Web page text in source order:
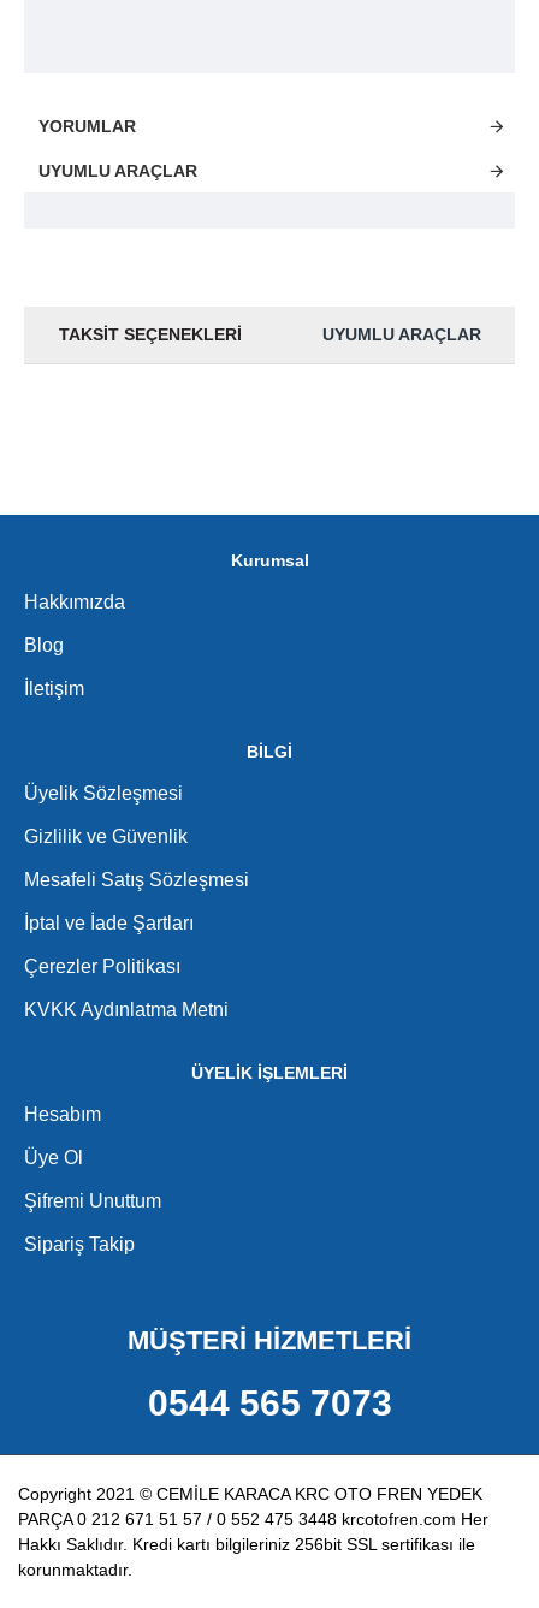
YORUMLAR
UYUMLU ARAÇLAR
TAKSIT SEÇENEKLERI UYUMLU ARAÇLAR
Kurumsal
Hakkımızda
Blog
İletişim
BİLGİ
Üyelik Sözleşmesi
Gizlilik ve Güvenlik
Mesafeli Satış Sözleşmesi
İptal ve İade Şartları
Çerezler Politikası
KVKK Aydınlatma Metni
ÜYELİK İŞLEMLERİ
Hesabım
Üye Ol
Şifremi Unuttum
Sipariş Takip
MÜŞTERİ HİZMETLERİ
0544 565 7073
Copyright 2021 © CEMİLE KARACA KRC OTO FREN YEDEK
PARÇA 0 212 671 51 57 / 0 552 475 3448 krcotofren.com Her
Hakkı Saklıdır. Kredi kartı bilgileriniz 256bit SSL sertifikası ile
korunmaktadır.